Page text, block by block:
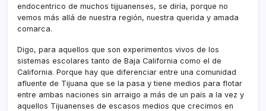
endocentrico de muchos tijjuanenses, se dirí­a, porque no
vemos más allá de nuestra región, nuestra querida y amada
comarca.
Digo, para aquellos que son experimentos vivos de los
sistemas escolares tanto de Baja California como el de
California. Porque hay que diferenciar entre una comunidad
afluente de Tijuana que se la pasa y tiene medios para flotar
entre ambas naciones sin arraigo a más de un paí­s a la vez y
aquellos Tijuanenses de escasos medios que crecimos en